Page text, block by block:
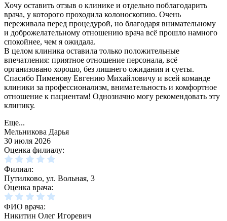
Хочу оставить отзыв о клинике и отдельно поблагодарить
врача, у которого проходила колоноскопию. Очень
переживала перед процедурой, но благодаря внимательному
и доброжелательному отношению врача всё прошло намного
спокойнее, чем я ожидала.
В целом клиника оставила только положительные
впечатления: приятное отношение персонала, всё
организовано хорошо, без лишнего ожидания и суеты.
Спасибо Пименову Евгению Михайловичу и всей команде
клиники за профессионализм, внимательность и комфортное
отношение к пациентам! Однозначно могу рекомендовать эту
клинику.
Еще...
Мельникова Дарья
30 июля 2026
Оценка филиалу:
Филиал:
Путилково, ул. Вольная, 3
Оценка врача:
ФИО врача:
Никитин Олег Игоревич